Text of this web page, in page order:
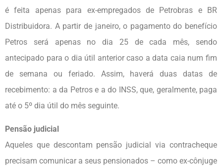
é feita apenas para ex-empregados de Petrobras e BR
Distribuidora. A partir de janeiro, o pagamento do benefício
Petros será apenas no dia 25 de cada mês, sendo
antecipado para o dia útil anterior caso a data caia num fim
de semana ou feriado. Assim, haverá duas datas de
recebimento: a da Petros e a do INSS, que, geralmente, paga
até o 5º dia útil do mês seguinte.
Pensão judicial
Aqueles que descontam pensão judicial via contracheque
precisam comunicar a seus pensionados – como ex-cônjuge